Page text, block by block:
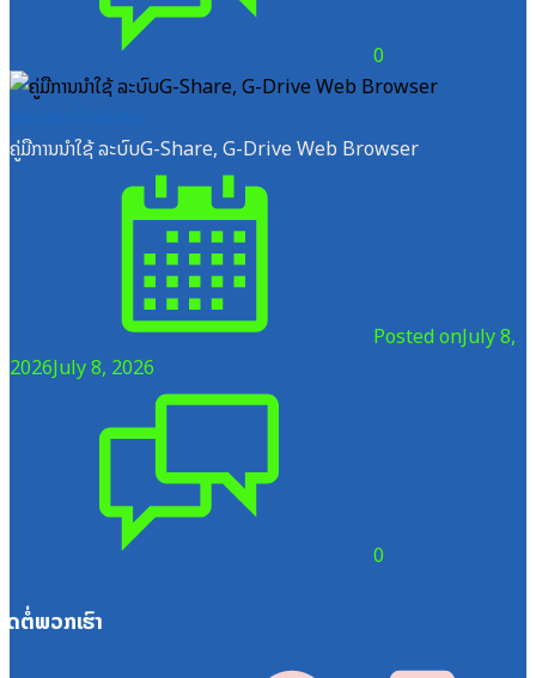
0
ຄູ່ມືການນຳໃຊ້ ລະບົບG-Share, G-Drive Web Browser
Posted onJuly 8,
2026July 8, 2026
0
ຕໍ່ພວກເຮົາ